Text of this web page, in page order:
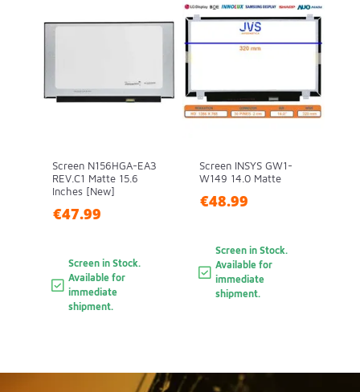
Screen N156HGA-EA3
REV.C1 Matte 15.6
Inches [New]
€47.99
Screen in Stock.
Available for
immediate
shipment.
Screen INSYS GW1-
W149 14.0 Matte
€48.99
Screen in Stock.
Available for
immediate
shipment.